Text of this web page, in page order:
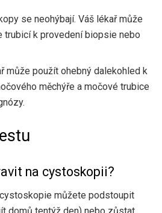
se neohýbají. Váš lékař může
trubicí k provedení biopsie nebo
může použít ohebný dalekohled k
měchýře a močové trubice
na cystoskopii?
můžete podstoupit